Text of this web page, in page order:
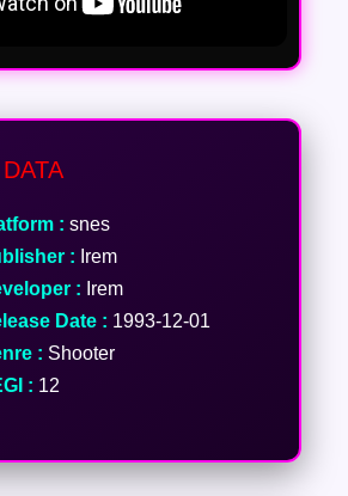
: snes
: Irem
: Irem
Date : 1993-12-01
: Shooter
: 12